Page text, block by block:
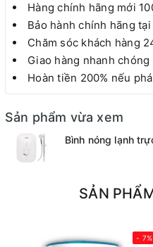
Hàng chính hãng mới
Bảo hành chính hãng
Chăm sóc khách hàng
Giao hàng nhanh
Hoàn tiền 200% nếu
Sản phẩm vừa xem
Bình nóng lạnh
SẢN
- 7%